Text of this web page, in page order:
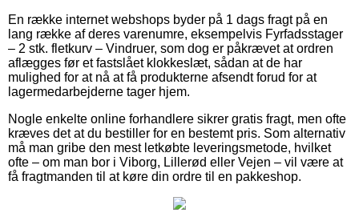
En række internet webshops byder på 1 dags fragt på en
lang række af deres varenumre, eksempelvis Fyrfadsstager
– 2 stk. fletkurv – Vindruer, som dog er påkrævet at ordren
aflægges før et fastslået klokkeslæt, sådan at de har
mulighed for at nå at få produkterne afsendt forud for at
lagermedarbejderne tager hjem.
Nogle enkelte online forhandlere sikrer gratis fragt, men ofte
kræves det at du bestiller for en bestemt pris. Som alternativ
må man gribe den mest letkøbte leveringsmetode, hvilket
ofte – om man bor i Viborg, Lillerød eller Vejen – vil være at
få fragtmanden til at køre din ordre til en pakkeshop.